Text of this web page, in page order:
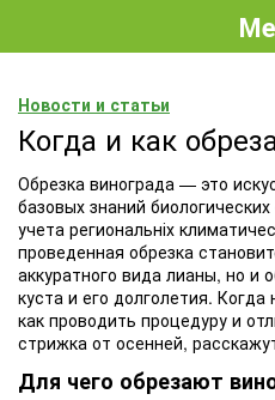
Новости и статьи
Когда и как
Обрезка винограда — это
базовых знаний
учета региональніх
проведенная обрезка
аккуратного вида лианы, но и
куста и его долголетия. Когда
как проводить процедуру и
стрижка от осенней,
Для чего обрезают